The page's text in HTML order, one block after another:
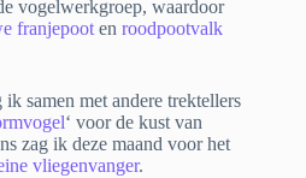
vogelwerkgroep, waardoor
franjepoot en roodpootvalk
samen met andere trektellers
‘ voor de kust van
zag ik deze maand voor het
vliegenvanger.